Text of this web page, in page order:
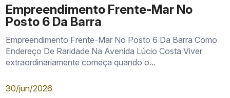
Empreendimento Frente-Mar No
Posto 6 Da Barra
Empreendimento Frente-Mar No Posto 6 Da Barra Como
Endereço De Raridade Na Avenida Lúcio Costa Viver
extraordinariamente começa quando o...
30/jun/2026